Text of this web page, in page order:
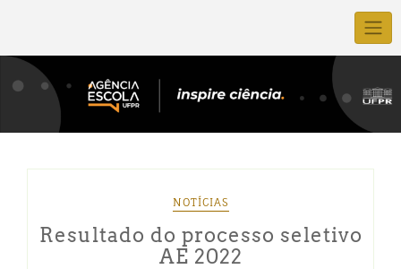
NOTÍCIAS
Resultado do processo seletivo
AE 2022